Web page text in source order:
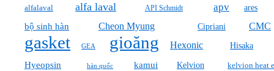
alfalaval alfa laval API Schmidt apv
ares
bộ sinh hàn
Cheon Myung Cipriani CMC
gasket GEA gioăng Hexonic Hisaka
Hyeopsin hàn quốc kamui Kelvion kelvion heat